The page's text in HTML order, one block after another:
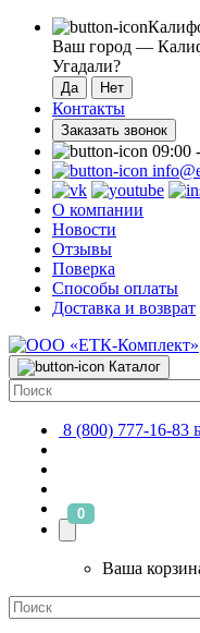
Ваш город —
Угадали?
Контакты
Заказать звонок
09:00
О компании
Новости
Отзывы
Поверка
Способы оплаты
Доставка и возврат
Каталог
8 (800) 777-16-83
0
Ваша